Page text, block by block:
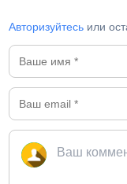
Авторизуйтесь или